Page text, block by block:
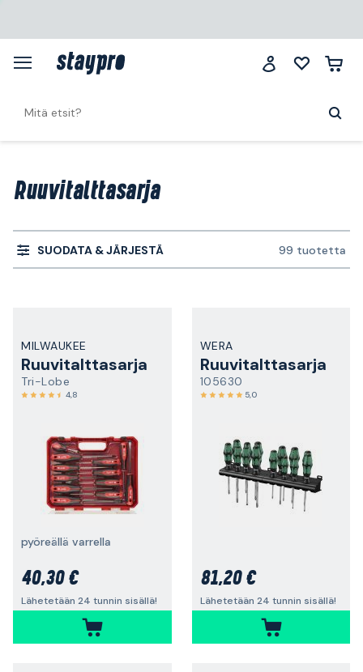
Ruuvitalttasarja
SUODATA & JÄRJESTÄ 99 tuotetta
MILWAUKEE
Ruuvitalttasarja
Tri-Lobe
4,8
pyöreällä varrella
40,30 €
Lähetetään 24 tunnin sisällä!
WERA
Ruuvitalttasarja
105630
5,0
81,20 €
Lähetetään 24 tunnin sisällä!